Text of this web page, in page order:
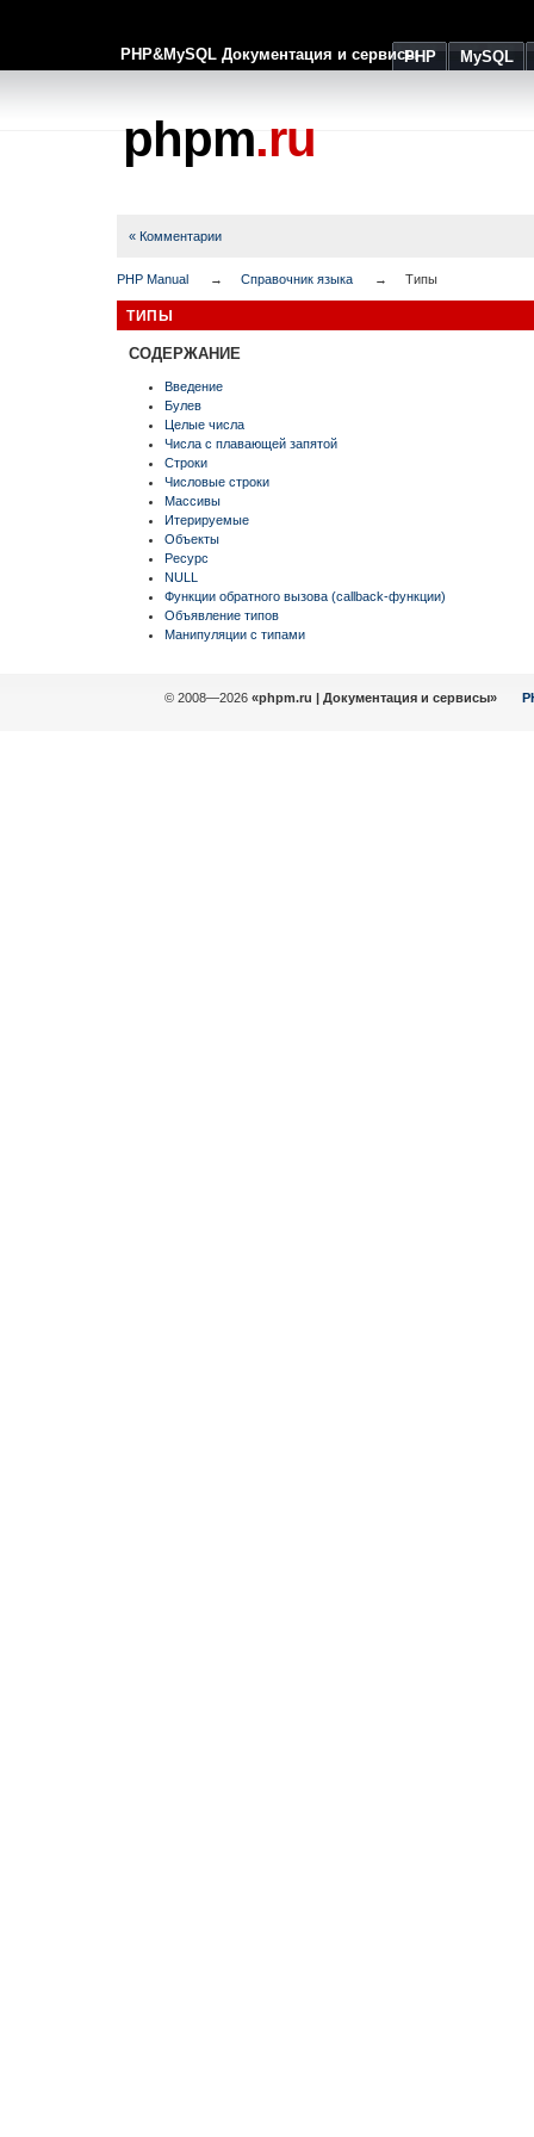
PHP&MySQL Документация и сервисыPHP MySQL
phpm.ru
« Комментарии
PHP Manual Справочник языка Типы
ТИПЫ
СОДЕРЖАНИЕ
Введение
Булев
Целые числа
Числа с плавающей запятой
Строки
Числовые строки
Массивы
Итерируемые
Объекты
Ресурс
NULL
Функции обратного вызова (callback-функции)
Объявление типов
Манипуляции с типами
© 2008—2026 «phpm.ru | Документация и сервисы»